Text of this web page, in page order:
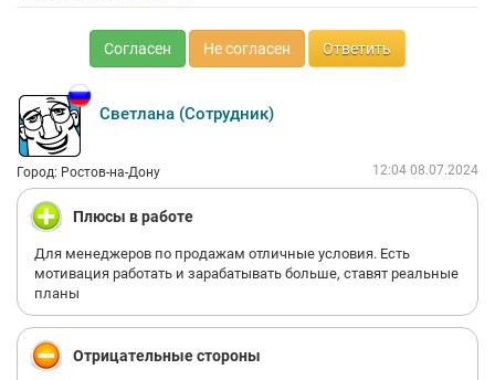
Согласен Не согласен Ответить
Светлана (Сотрудник)
Город: Ростов-на-Дону 12:04 08.07.2024
Плюсы в работе
Для менеджеров по продажам отличные условия. Есть
мотивация работать и зарабатывать больше, ставят реальные
планы
Отрицательные стороны